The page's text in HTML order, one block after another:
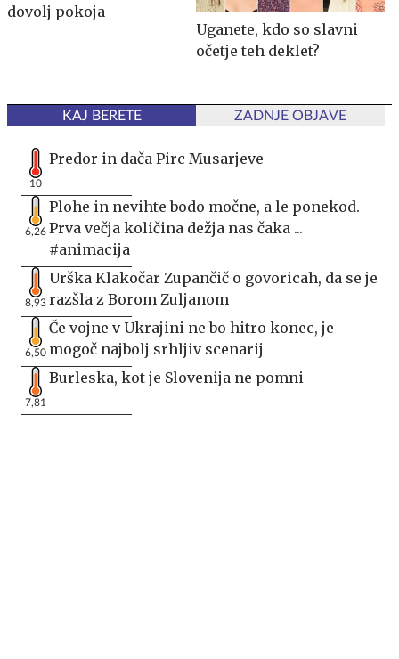
dovolj pokoja
Uganete, kdo so slavni
očetje teh deklet?
KAJ BERETE ZADNJE OBJAVE
10
Predor in dača Pirc Musarjeve
6,26
Plohe in nevihte bodo močne, a le ponekod.
Prva večja količina dežja nas čaka ...
#animacija
8,93
Urška Klakočar Zupančič o govoricah, da se je
razšla z Borom Zuljanom
6,50
Če vojne v Ukrajini ne bo hitro konec, je
mogoč najbolj srhljiv scenarij
7,81
Burleska, kot je Slovenija ne pomni